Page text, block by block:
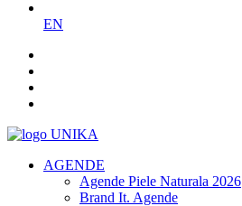
EN
AGENDE
Agende Piele Naturala 2026
Brand It. Agende